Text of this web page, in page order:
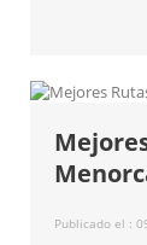
Publicado el :